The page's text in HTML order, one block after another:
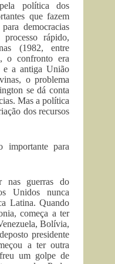
política dos
que fazem
democracias
rápido,
(1982, entre
o confronto era
e a antiga União
o problema
se dá conta
Mas a política
dos recursos
importante para
nas guerras do
Unidos nunca
Latina. Quando
começa a ter
Bolívia,
presidente
a ter outra
um golpe de